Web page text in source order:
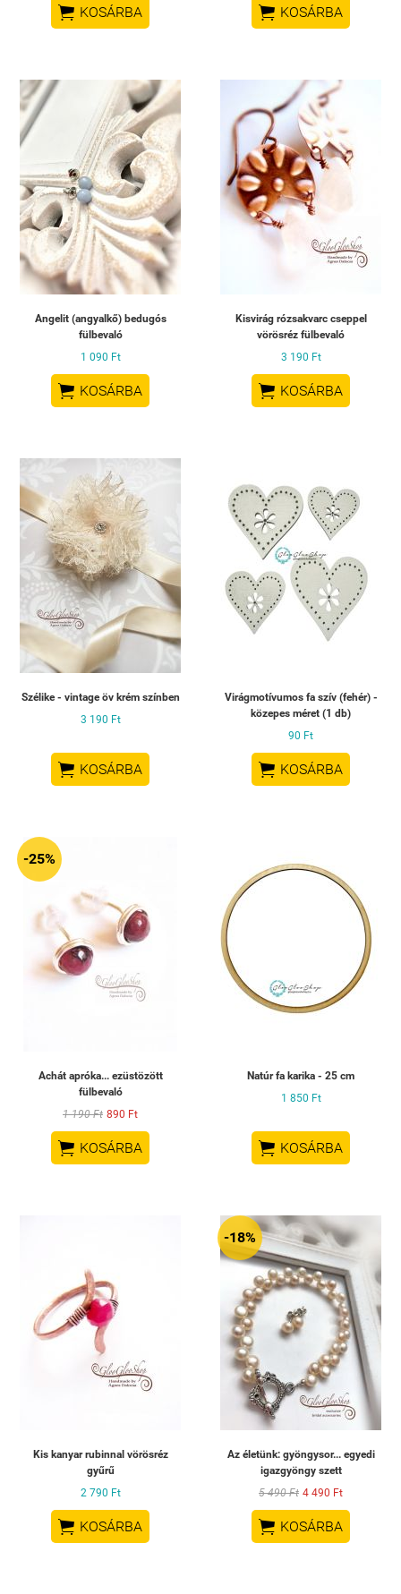
 KOSÁRBA  KOSÁRBA
Angelit (angyalkő) bedugós
fülbevaló
1 090 Ft
 KOSÁRBA
Kisvirág rózsakvarc cseppel
vörösréz fülbevaló
3 190 Ft
 KOSÁRBA
Szélike - vintage öv krém színben
3 190 Ft
 KOSÁRBA
Virágmotívumos fa szív (fehér) -
közepes méret (1 db)
90 Ft
 KOSÁRBA
-25%
Achát apróka... ezüstözött
fülbevaló
1 190 Ft 890 Ft
 KOSÁRBA
Natúr fa karika - 25 cm
1 850 Ft
 KOSÁRBA
Kis kanyar rubinnal vörösréz
gyűrű
2 790 Ft
 KOSÁRBA
-18%
Az életünk: gyöngysor... egyedi
igazgyöngy szett
5 490 Ft 4 490 Ft
 KOSÁRBA